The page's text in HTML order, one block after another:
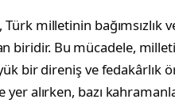
Türk milletinin bağımsızlık
biridir. Bu mücadele,
bir direniş ve fedakârlık
alırken, bazı